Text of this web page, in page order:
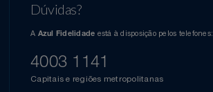
Dúvidas?
A Azul Fidelidade está à disposição pelos telefones:
4003 1141
Capitais e regiões metropolitanas